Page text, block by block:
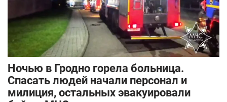
Ночью в Гродно горела больница.
Спасать людей начали персонал и
милиция, остальных эвакуировали